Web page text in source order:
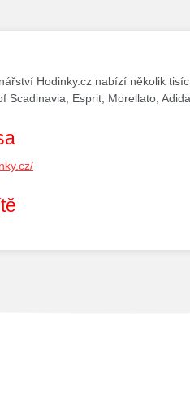
Hodinky.cz nabízí několik
Scadinavia, Esprit, Morellato,